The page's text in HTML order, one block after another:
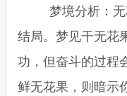
梦境分析：无
结局。梦见干无花
功，但奋斗的过程
鲜无花果，则暗示